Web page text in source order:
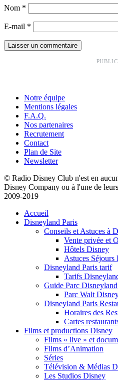
Nom *
E-mail *
Notre équipe
Mentions légales
F.A.Q.
Nos partenaires
Recrutement
Contact
Plan de Site
Newsletter
© Radio Disney Club n'est en
Disney Company ou à l'une de
2009-2019
Accueil
Disneyland Paris
Conseils et Astuces à
Vente privée et
Hôtels Disney
Astuces Séjours
Disneyland Paris tarif
Tarifs
Guide Parc Disneyland
Parc Walt
Disneyland Paris
Horaires des
Cartes
Films et productions Disney
Films « live » et
Films d’Animation
Séries
Télévision & Médias
Les Studios Disney